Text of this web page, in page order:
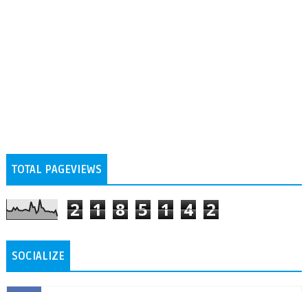
TOTAL PAGEVIEWS
2 1 8 5 1 4 2
SOCIALIZE